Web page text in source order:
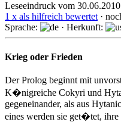
Leseeindruck vom 30.06.2010
1 x als hilfreich bewertet·
Sprache:
· Herkunft:
Krieg oder Frieden
Der Prolog beginnt mit
K�nigreiche Cokyri und
gegeneinander, als aus
eines werden sie get�tet,